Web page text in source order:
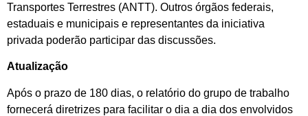
Transportes Terrestres (ANTT). Outros órgãos federais,
estaduais e municipais e representantes da iniciativa
privada poderão participar das discussões.
Atualização
Após o prazo de 180 dias, o relatório do grupo de trabalho
fornecerá diretrizes para facilitar o dia a dia dos envolvidos